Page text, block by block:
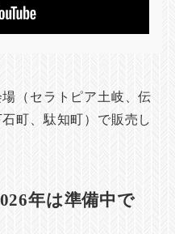
（セラトピア土岐、伝
町、駄知町）で販売し
年は準備中で